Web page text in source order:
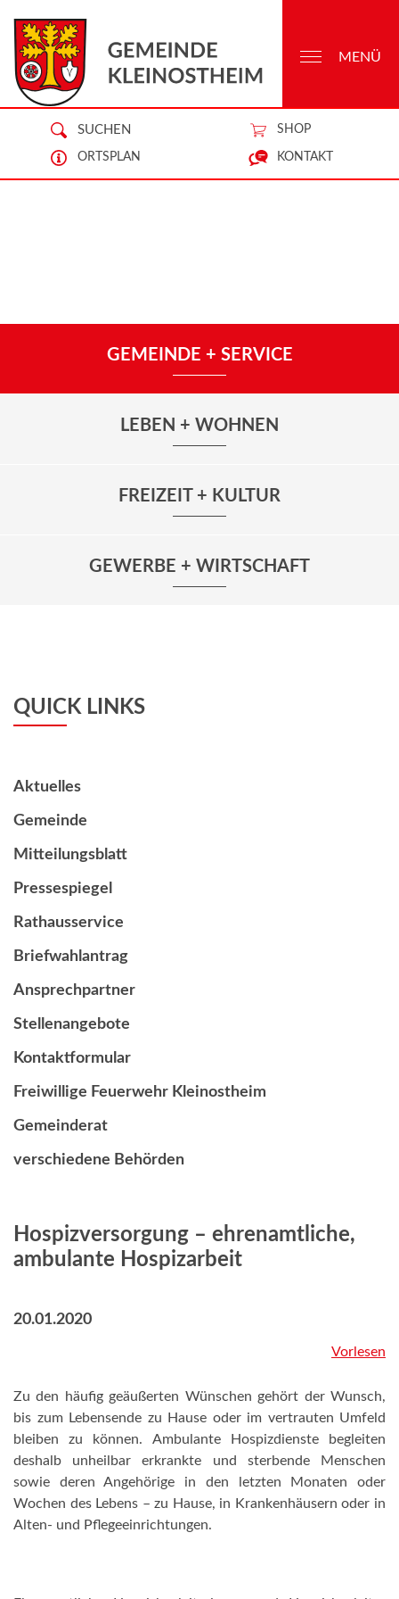
SUCHEN SHOP
ORTSPLAN KONTAKT
MENÜ
GEMEINDE + SERVICE
LEBEN + WOHNEN
FREIZEIT + KULTUR
GEWERBE + WIRTSCHAFT
QUICK LINKS
Aktuelles
Gemeinde
Mitteilungsblatt
Pressespiegel
Rathausservice
Briefwahlantrag
Ansprechpartner
Stellenangebote
Kontaktformular
Freiwillige Feuerwehr Kleinostheim
Gemeinderat
verschiedene Behörden
Hospizversorgung – ehrenamtliche,
ambulante Hospizarbeit
20.01.2020
Vorlesen
Zu den häufig geäußerten Wünschen gehört der Wunsch,
bis zum Lebensende zu Hause oder im vertrauten Umfeld
bleiben zu können. Ambulante Hospizdienste begleiten
deshalb unheilbar erkrankte und sterbende Menschen
sowie deren Angehörige in den letzten Monaten oder
Wochen des Lebens – zu Hause, in Krankenhäusern oder in
Alten- und Pflegeeinrichtungen.